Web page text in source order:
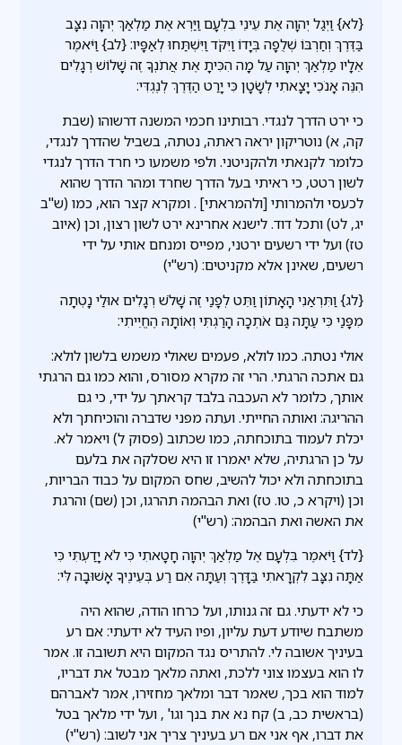
{לא} וַיְגַל יְהוָה אֶת עֵינֵי בִלְעָם וַיַּרְא אֶת מַלְאַךְ יְהוָה נִצָּב
בַּדֶּרֶךְ וְחַרְבּוֹ שְׁלֻפָה בְּיָדוֹ וַיִּקֹּד וַיִּשְׁתַּחוּ לְאַפָּיו: {לב} וַיֹּאמֶר
אֵלָיו מַלְאַךְ יְהוָה עַל מָה הִכִּיתָ אֶת אֲתֹנְךָ זֶה שָׁלוֹשׁ רְגָלִים
הִנֵּה אָנֹכִי יָצָאתִי לְשָׂטָן כִּי יָרַט הַדֶּרֶךְ לְנֶגְדִּי:
כי ירט הדרך לנגדי. רבותינו חכמי המשנה דרשוהו (שבת
קה, א) נוטריקון יראה ראתה, נטתה, בשביל שהדרך לנגדי,
כלומר לקנאתי ולהקניטני. ולפי משמעו כי חרד הדרך לנגדי
לשון רטט, כי ראיתי בעל הדרך שחרד ומהר הדרך שהוא
לכעסי ולהמרותי [ולהמראתי] . ומקרא קצר הוא, כמו (ש''ב
יג, לט) ותכל דוד. לישנא אחרינא ירט לשון רצון, וכן (איוב
טז) ועל ידי רשעים ירטני, מפייס ומנחם אותי על ידי
רשעים, שאינן אלא מקניטים: (רש"י)
{לג} וַתִּרְאַנִי הָאָתוֹן וַתֵּט לְפָנַי זֶה שָׁלֹשׁ רְגָלִים אוּלַי נָטְתָה
מִפָּנַי כִּי עַתָּה גַּם אֹתְכָה הָרַגְתִּי וְאוֹתָהּ הֶחֱיֵיתִי:
אולי נטתה. כמו לולא, פעמים שאולי משמש בלשון לולא:
גם אתכה הרגתי. הרי זה מקרא מסורס, והוא כמו גם הרגתי
אותך, כלומר לא העכבה בלבד קראתך על ידי, כי גם
ההריגה: ואותה החייתי. ועתה מפני שדברה והוכיחתך ולא
יכלת לעמוד בתוכחתה, כמו שכתוב (פסוק ל) ויאמר לא.
על כן הרגתיה, שלא יאמרו זו היא שסלקה את בלעם
בתוכחתה ולא יכול להשיב, שחס המקום על כבוד הבריות,
וכן (ויקרא כ, טו. טז) ואת הבהמה תהרגו, וכן (שם) והרגת
את האשה ואת הבהמה: (רש"י)
{לד} וַיֹּאמֶר בִּלְעָם אֶל מַלְאַךְ יְהוָה חָטָאתִי כִּי לֹא יָדַעְתִּי כִּי
אַתָּה נִצָּב לִקְרָאתִי בַּדָּרֶךְ וְעַתָּה אִם רַע בְּעֵינֶיךָ אָשׁוּבָה לִּי:
כי לא ידעתי. גם זה גנותו, ועל כרחו הודה, שהוא היה
משתבח שיודע דעת עליון, ופיו העיד לא ידעתי: אם רע
בעיניך אשובה לי. להתריס נגד המקום היא תשובה זו. אמר
לו הוא בעצמו צוני ללכת, ואתה מלאך מבטל את דבריו,
למוד הוא בכך, שאמר דבר ומלאך מחזירו, אמר לאברהם
(בראשית כב, ב) קח נא את בנך וגו' , ועל ידי מלאך בטל
את דברו, אף אני אם רע בעיניך צריך אני לשוב: (רש"י)